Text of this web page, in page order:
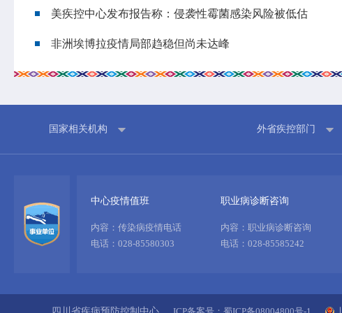
政策法规
基本公共卫生服务
科研工作
美疾控中心发布报告称：侵袭性霉菌感染风险被低估
非洲埃博拉疫情局部趋稳但尚未达峰
国家相关机构 外省疾控部门
中心疫情值班
内容：传染病疫情电话
电话：028-85580303
职业病诊断咨询
内容：职业病诊断咨询
电话：028-85585242